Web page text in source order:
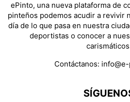
ePinto, una nueva plataforma de
pinteños podemos acudir a revivir
día de lo que pasa en nuestra
deportistas o conocer a
Contáctanos: